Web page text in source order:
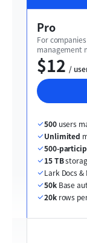
Pro
For
management
$12
/
500 users
Unlimited
500-
15 TB
Lark Docs &
50k Base
20k rows